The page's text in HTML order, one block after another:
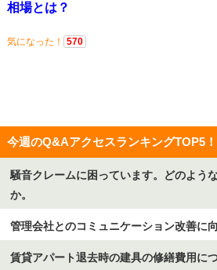
相場とは？
気になった！ 570
今週のQ&AアクセスランキングTOP5！
騒音クレームに困っています。どのよう
か。
管理会社とのコミュニケーション改善に
賃貸アパート退去時の建具の修繕費用に